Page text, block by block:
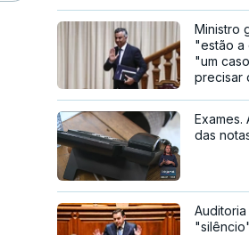
Ministro
"estão a
"um
precisar
Exames.
das
Auditoria